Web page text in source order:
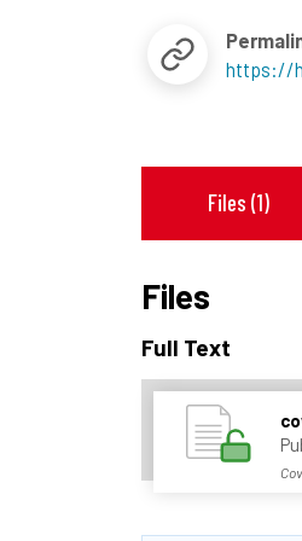
https://
Files (1)
Files
Full Text